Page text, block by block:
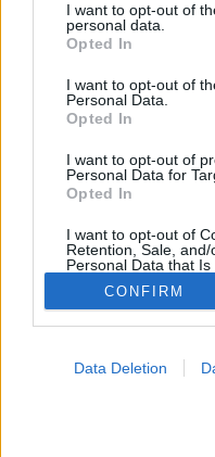
not limited to your visit or
grant or deny consent to
use your data for below
consent section.
I want to opt-out of
personal data.
Opted In
I want to opt-out of
Personal Data.
Opted In
I want to opt-out of
Personal Data for
Opted In
I want to opt-out of
Retention, Sale,
Personal Data that
Purposes for which it
Opted Out
CONFIRM
Data Deletion
Orvostudományi